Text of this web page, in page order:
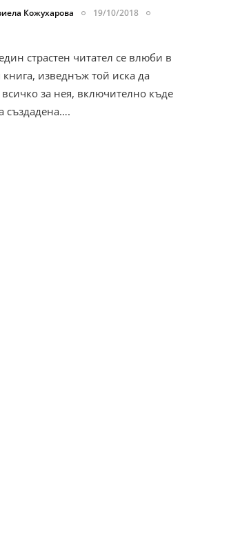
Кожухарова
19/10/2018
страстен читател се влюби в
книга, изведнъж той иска да
всичко за нея, включително къде
създадена….